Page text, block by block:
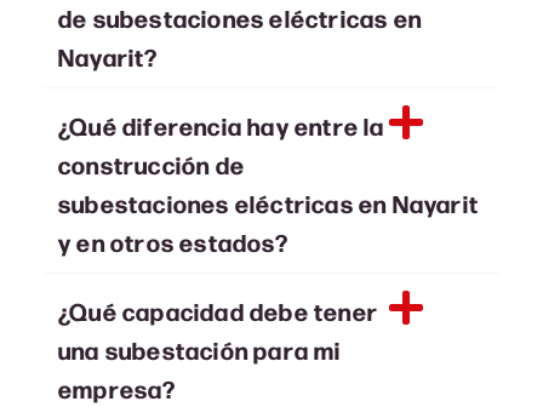
de subestaciones eléctricas en
Nayarit?
¿Qué diferencia hay entre la
construcción de
subestaciones eléctricas en Nayarit
y en otros estados?
¿Qué capacidad debe tener
una subestación para mi
empresa?